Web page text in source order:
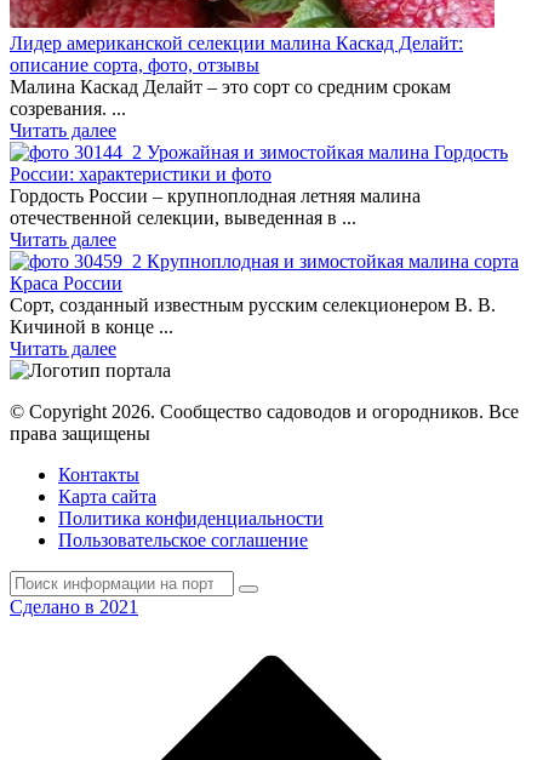
Лидер американской селекции малина Каскад Делайт:
описание сорта, фото, отзывы
Малина Каскад Делайт – это сорт со средним срокам
созревания. ...
Читать далее
Урожайная и зимостойкая малина Гордость
России: характеристики и фото
Гордость России – крупноплодная летняя малина
отечественной селекции, выведенная в ...
Читать далее
Крупноплодная и зимостойкая малина сорта
Краса России
Сорт, созданный известным русским селекционером В. В.
Кичиной в конце ...
Читать далее
© Copyright 2026. Cообщество садоводов и огородников. Все
права защищены
Контакты
Карта сайта
Политика конфиденциальности
Пользовательское соглашение
Сделано в 2021